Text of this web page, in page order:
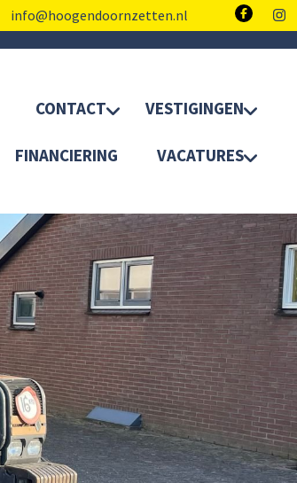
info@hoogendoornzetten.nl
CONTACT VESTIGINGEN
FINANCIERING VACATURES